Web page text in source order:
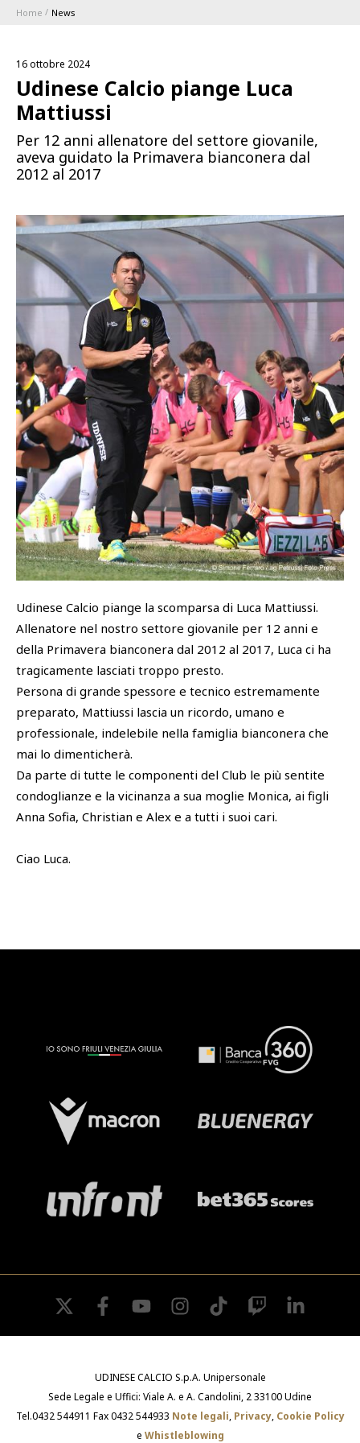
1896 MEMBERSHIP PROGRAM
Coppa Italia
Calendari e Risultati
Classifiche
Academy
Cattedra Universidad Europea
Esports
BLUENERGY STADIUM
MEETING CENTER
SPONSOR
SQUADRE
SHOP
PHOTOGALLERY
Home News
16 ottobre 2024
Udinese Calcio piange Luca
Mattiussi
Per 12 anni allenatore del settore giovanile,
aveva guidato la Primavera bianconera dal
2012 al 2017
Udinese Calcio piange la scomparsa di Luca Mattiussi.
Allenatore nel nostro settore giovanile per 12 anni e
della Primavera bianconera dal 2012 al 2017, Luca ci ha
tragicamente lasciati troppo presto.
Persona di grande spessore e tecnico estremamente
preparato, Mattiussi lascia un ricordo, umano e
professionale, indelebile nella famiglia bianconera che
mai lo dimenticherà.
Da parte di tutte le componenti del Club le più sentite
condoglianze e la vicinanza a sua moglie Monica, ai figli
Anna Sofia, Christian e Alex e a tutti i suoi cari.
Ciao Luca.
twitter facebookyoutube instagramtiktok twitch
UDINESE CALCIO S.p.A. Unipersonale
Sede Legale e Uffici: Viale A. e A. Candolini, 2 33100 Udine
Tel.0432 544911 Fax 0432 544933 Note legali, Privacy, Cookie Policy
e Whistleblowing